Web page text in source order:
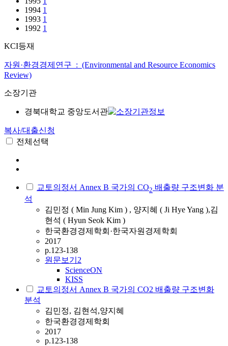
1994 1
1993 1
1992 1
KCI등재
자원·환경경제연구 : (Environmental and Resource Economics
Review)
소장기관
경북대학교 중앙도서관
복사/대출신청
전체선택
교토의정서 Annex B 국가의 CO2 배출량 구조변화 분
석
김민정 ( Min Jung Kim ) , 양지혜 ( Ji Hye Yang ),김
현석 ( Hyun Seok Kim )
한국환경경제학회·한국자원경제학회
2017
p.123-138
원문보기 2
ScienceON
KISS
교토의정서 Annex B 국가의 CO2 배출량 구조변화
분석
김민정, 김현석,양지혜
한국환경경제학회
2017
p.123-138